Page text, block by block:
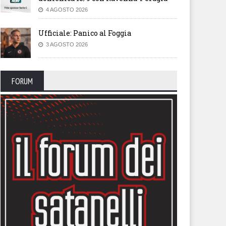
sfida con la
in uno Zaccheria
2026-27
4 AGOSTO 2026
Ufficiale: Panico al Foggia
3 AGOSTO 2026
FORUM